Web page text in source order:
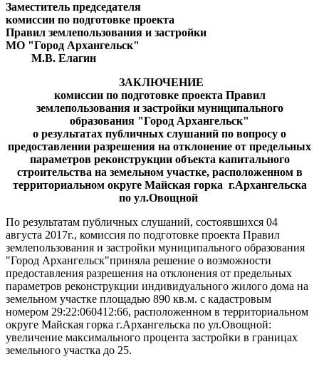
Заместитель председателя
комиссии по подготовке проекта
Правил землепользования и застройки
МО "Город Архангельск"
М.В. Елагин
ЗАКЛЮЧЕНИЕ
комиссии по подготовке проекта Правил
землепользования и застройки муниципального
образования "Город Архангельск"
о результатах публичных слушаний по вопросу о
предоставлении разрешения на отклонение от предельных
параметров реконструкции объекта капитального
строительства на земельном участке, расположенном в
территориальном округе Майская горка г.Архангельска
по ул.Овощной
По результатам публичных слушаний, состоявшихся 04
августа 2017г., комиссия по подготовке проекта Правил
землепользования и застройки муниципального образования
"Город Архангельск"приняла решение о возможности
предоставления разрешения на отклонения от предельных
параметров реконструкции индивидуального жилого дома на
земельном участке площадью 890 кв.м. с кадастровым
номером 29:22:060412:66, расположенном в территориальном
округе Майская горка г.Архангельска по ул.Овощной:
увеличение максимального процента застройки в границах
земельного участка до 25.